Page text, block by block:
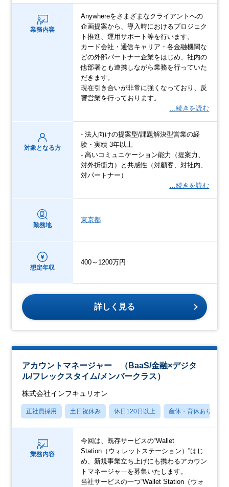
業務内容
Anywhereをさまざまなクライアントへの
企画提案から、導入時におけるプロジェク
ト推進、運用サポート等を行います。
カード会社・通信キャリア・各金融機関な
どの外部パートナー企業をはじめ、社内の
他部署とも連携しながら業務を行っていた
だきます。
現在引き合いが非常に強くなっており、反
響営業を行っております。
…続きを読む
対象となる方
- 法人向けの提案型/課題解決型営業の経
験・実績 3年以上
- 高いコミュニケーション能力（提案力、
対外折衝力）と共感性（対顧客、対社内、
対パートナー）
…続きを読む
勤務地
東京都
想定年収
400～1200万円
詳しく見る
アカウントマネージャー （BaaS/金融×デジタ
ル/フレックスタイム/メンバークラス）
株式会社インフキュリオン
正社員採用 土日祝休み 休日120日以上 産休・育休あり
業務内容
今回は、既存サービスの“Wallet
Station（ウォレットステーション）”はじ
め、新規事業立ち上げにも携わるアカウン
トマネージャ―を募集いたします。
当社サービスの一つ“Wallet Station（ウォ